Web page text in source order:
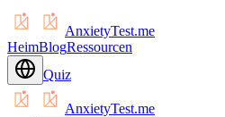
AnxietyTest.me
HeimBlogRessourcen
Quiz
AnxietyTest.me